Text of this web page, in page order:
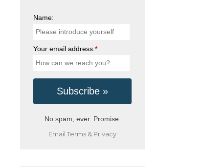
Name:
Your email address:*
No spam, ever. Promise.
Email Terms & Privacy